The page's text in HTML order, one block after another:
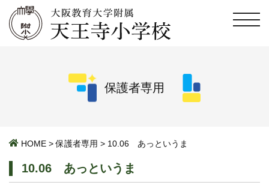
保護者専用
HOME > 保護者専用 > 10.06 あっというま
10.06 あっというま